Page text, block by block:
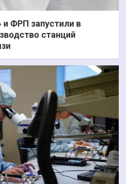
и ФРП запустили в
станций